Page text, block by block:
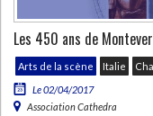
Les 450 ans de
Arts de la scène Italie
Le 02/04/2017
Association Cathedra